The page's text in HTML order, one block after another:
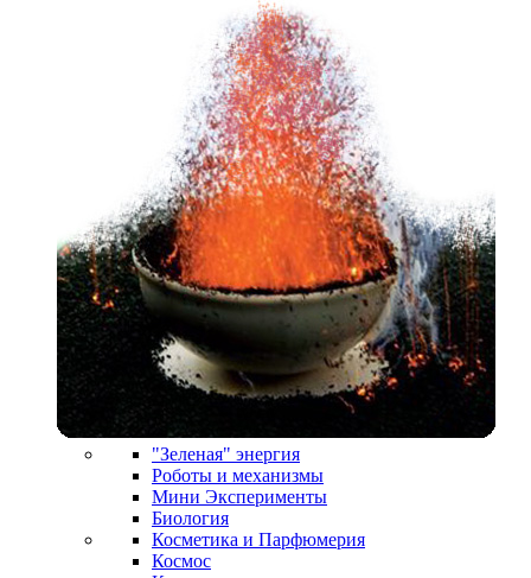
"Зеленая" энергия
Роботы и механизмы
Мини Эксперименты
Биология
Косметика и Парфюмерия
Космос